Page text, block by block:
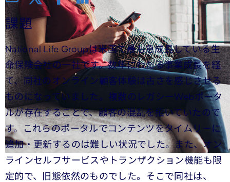
課題
National Life Groupは米国で最も急成長している生
命保険会社の一社です。数年にわたる事業成長を経
て、同社のオンライン顧客体験は古さを感じさせる
ものになっていました。複数のレガシーWebポータ
ルが存在することで、顧客の混乱を招いていたので
す。これらのポータルでコンテンツをタイムリーに
追加・更新するのは難しい状況でした。また、オン
ラインセルフサービスやトランザクション機能も限
定的で、旧態依然のものでした。そこで同社は、